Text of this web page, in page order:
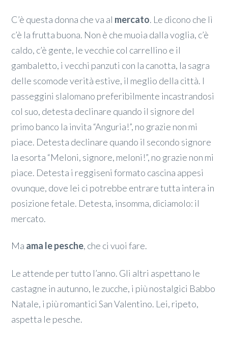
C’è questa donna che va al mercato. Le dicono che lì
c’è la frutta buona. Non è che muoia dalla voglia, c’è
caldo, c’è gente, le vecchie col carrellino e il
gambaletto, i vecchi panzuti con la canotta, la sagra
delle scomode verità estive, il meglio della città. I
passeggini slalomano preferibilmente incastrandosi
col suo, detesta declinare quando il signore del
primo banco la invita “Anguria!”, no grazie non mi
piace. Detesta declinare quando il secondo signore
la esorta “Meloni, signore, meloni!”, no grazie non mi
piace. Detesta i reggiseni formato cascina appesi
ovunque, dove lei ci potrebbe entrare tutta intera in
posizione fetale. Detesta, insomma, diciamolo: il
mercato.
Ma ama le pesche, che ci vuoi fare.
Le attende per tutto l’anno. Gli altri aspettano le
castagne in autunno, le zucche, i più nostalgici Babbo
Natale, i più romantici San Valentino. Lei, ripeto,
aspetta le pesche.